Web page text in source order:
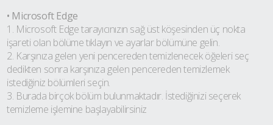
• Microsoft Edge
1. Microsoft Edge tarayıcınızın sağ üst köşesinden üç nokta
işareti olan bölüme tıklayın ve ayarlar bölümüne gelin.
2. Karşınıza gelen yeni pencereden temizlenecek öğeleri seç
dedikten sonra karşınıza gelen pencereden temizlemek
istediğiniz bölümleri seçin.
3. Burada birçok bölüm bulunmaktadır. İstediğinizi seçerek
temizleme işlemine başlayabilirsiniz